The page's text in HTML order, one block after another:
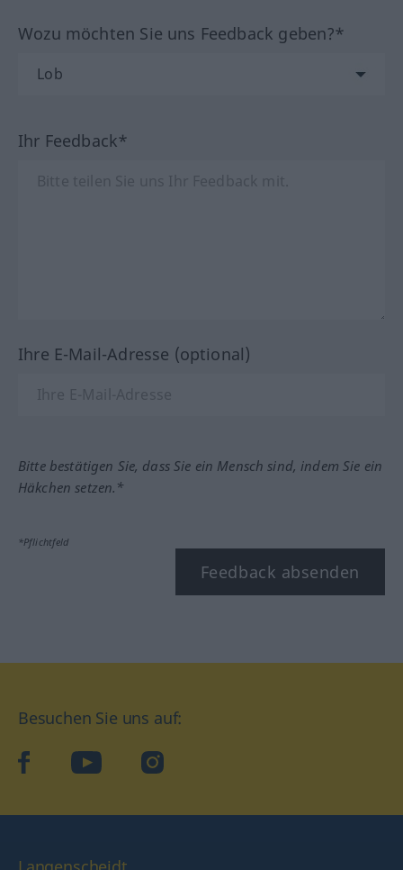
Wozu möchten Sie uns Feedback geben?*
Ihr Feedback*
Ihre E-Mail-Adresse (optional)
Bitte bestätigen Sie, dass Sie ein Mensch sind, indem Sie ein
Häkchen setzen.*
*Pflichtfeld
Feedback absenden
Besuchen Sie uns auf:
facebookYouTube Instagram